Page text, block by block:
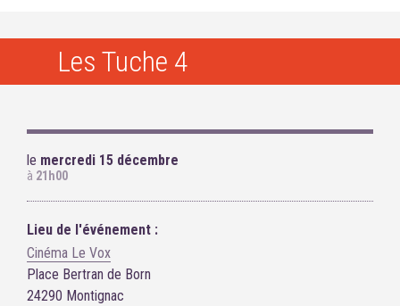
Les Tuche 4
le mercredi 15 décembre
à 21h00
Lieu de l'événement :
Cinéma Le Vox
Place Bertran de Born
24290 Montignac